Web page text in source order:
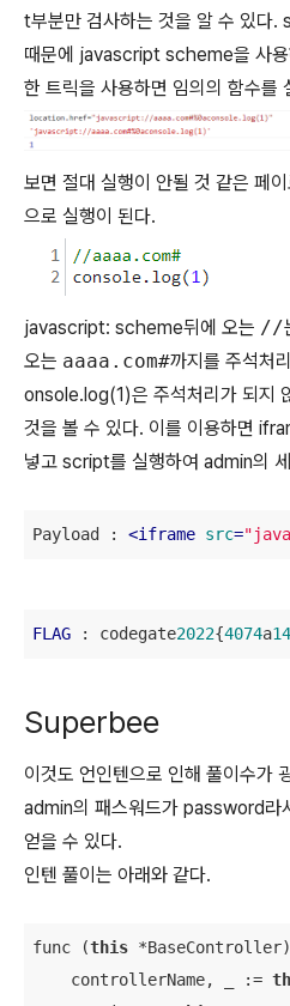
t부분만 검사하는 것을 알 수 있다.
때문에 javascript scheme을 사용
한 트릭을 사용하면 임의의 함수를
보면 절대 실행이 안될 것 같은 페
으로 실행이 된다.
javascript: scheme뒤에 오는 //
오는 aaaa.com#까지를 주석처
onsole.log(1)은 주석처리가 되지
것을 볼 수 있다. 이를 이용하면
넣고 script를 실행하여 admin의
Payload : <iframe src=
FLAG : codegate2022{4074a
Superbee
이것도 언인텐으로 인해 풀이수가
admin의 패스워드가 password라
얻을 수 있다.
인텐 풀이는 아래와 같다.
func (this
    controllerName, _ :=